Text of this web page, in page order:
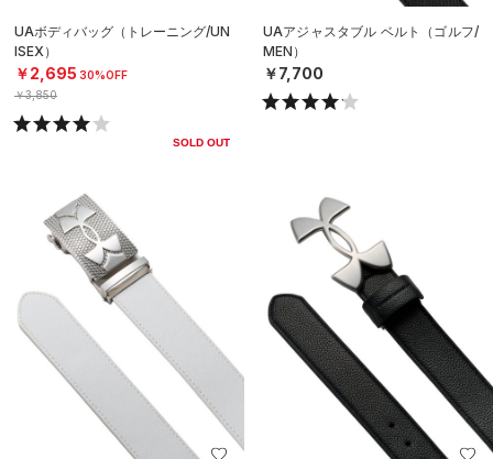
UAボディバッグ（トレーニング/UN
ISEX）
￥2,695 30%OFF
￥3,850
SOLD OUT
UAアジャスタブル ベルト（ゴルフ/
MEN）
￥7,700